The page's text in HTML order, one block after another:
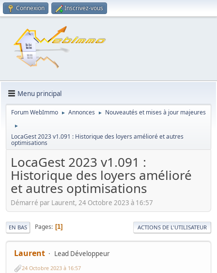
Connexion Inscrivez-vous
Menu principal
Forum WebImmo ► Annonces ► Nouveautés et mises à jour majeures
►
LocaGest 2023 v1.091 : Historique des loyers amélioré et autres
optimisations
LocaGest 2023 v1.091 :
Historique des loyers amélioré
et autres optimisations
Démarré par Laurent, 24 Octobre 2023 à 16:57
EN BAS Pages 1 ACTIONS DE L'UTILISATEUR
Laurent Lead Développeur
24 Octobre 2023 à 16:57